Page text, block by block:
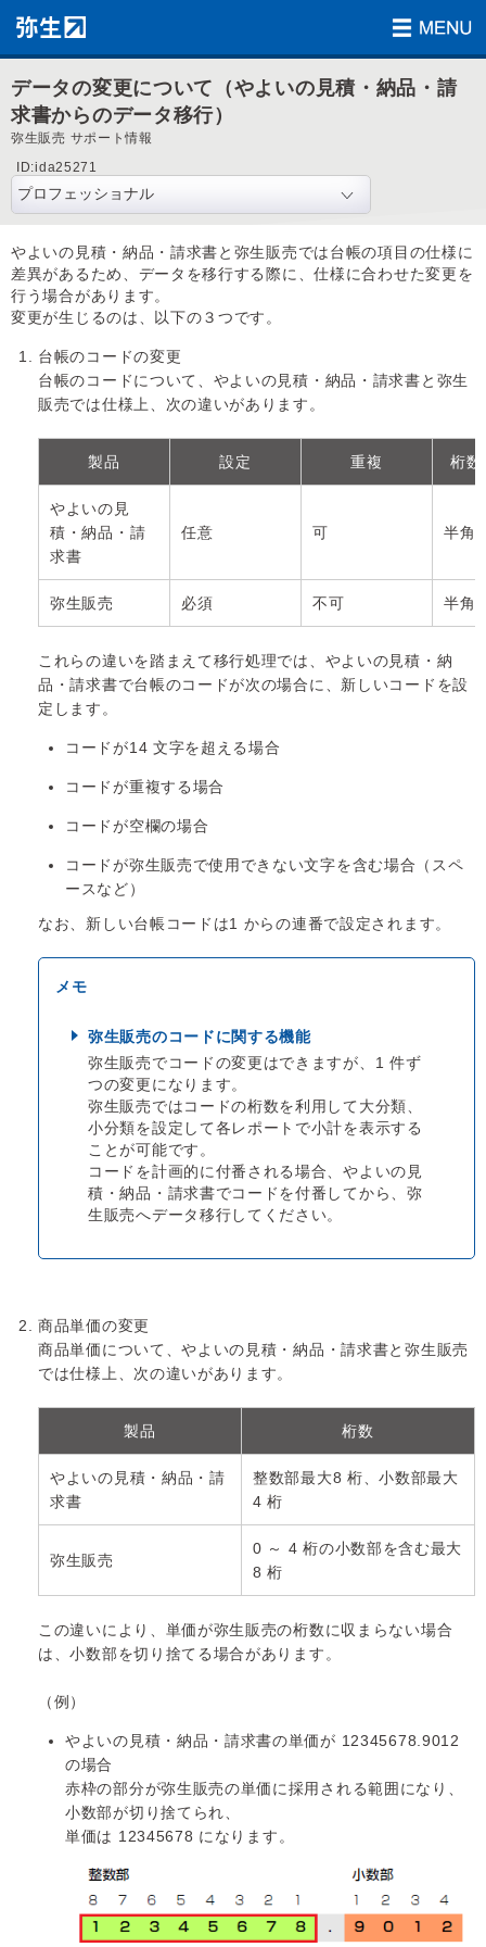
データの変更について（やよいの見積・納品・請
求書からのデータ移行）
弥生販売 サポート情報
ID:ida25271
やよいの見積・納品・請求書と弥生販売では台帳の項目の仕様に
差異があるため、データを移行する際に、仕様に合わせた変更を
行う場合があります。
変更が生じるのは、以下の３つです。
台帳のコードの変更
台帳のコードについて、やよいの見積・納品・請求書と弥生
販売では仕様上、次の違いがあります。
製品 設定 重複 桁数
やよいの見
積・納品・請
求書
任意 可 半角
弥生販売 必須 不可 半角
これらの違いを踏まえて移行処理では、やよいの見積・納
品・請求書で台帳のコードが次の場合に、新しいコードを設
定します。
コードが14 文字を超える場合
コードが重複する場合
コードが空欄の場合
コードが弥生販売で使用できない文字を含む場合（スペ
ースなど）
なお、新しい台帳コードは1 からの連番で設定されます。
弥生販売のコードに関する機能
弥生販売でコードの変更はできますが、1 件ず
つの変更になります。
弥生販売ではコードの桁数を利用して大分類、
小分類を設定して各レポートで小計を表示する
ことが可能です。
コードを計画的に付番される場合、やよいの見
積・納品・請求書でコードを付番してから、弥
生販売へデータ移行してください。
商品単価の変更
商品単価について、やよいの見積・納品・請求書と弥生販売
では仕様上、次の違いがあります。
製品 桁数
やよいの見積・納品・請
求書
整数部最大8 桁、小数部最大
4 桁
弥生販売
0 ～ 4 桁の小数部を含む最大
8 桁
この違いにより、単価が弥生販売の桁数に収まらない場合
は、小数部を切り捨てる場合があります。
（例）
やよいの見積・納品・請求書の単価が 12345678.9012
の場合
赤枠の部分が弥生販売の単価に採用される範囲になり、
小数部が切り捨てられ、
単価は 12345678 になります。